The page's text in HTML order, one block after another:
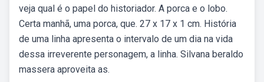
veja qual é o papel do historiador. A porca e o lobo.
Certa manhã, uma porca, que. 27 x 17 x 1 cm. História
de uma linha apresenta o intervalo de um dia na vida
dessa irreverente personagem, a linha. Silvana beraldo
massera aproveita as.